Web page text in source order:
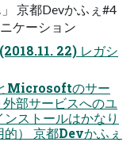
京都Devかふぇ#4
ケーション
22) レガシ
Microsoftのサー
部サービスへのユ
ストールはかなり
） 京都Devかふぇ